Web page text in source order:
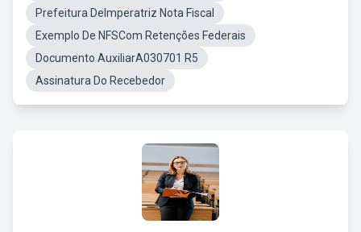
Prefeitura DeImperatriz Nota Fiscal
Exemplo De NFSCom Retenções Federais
Documento AuxiliarA030701 R5
Assinatura Do Recebedor